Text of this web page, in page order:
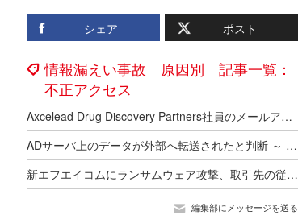
シェア ポスト
情報漏えい事故 原因別 記事一覧：
不正アクセス
Axcelead Drug Discovery Partners社員のメールアカウントに不正アクセス、約7,000通のメールで痕跡を確認
ADサーバ上のデータが外部へ転送されたと判断 ～ 精電舎電子工業にランサムウェア攻撃
新エフエイコムにランサムウェア攻撃、取引先の従業員に関する個人情報が漏えいした可能性
編集部にメッセージを送る